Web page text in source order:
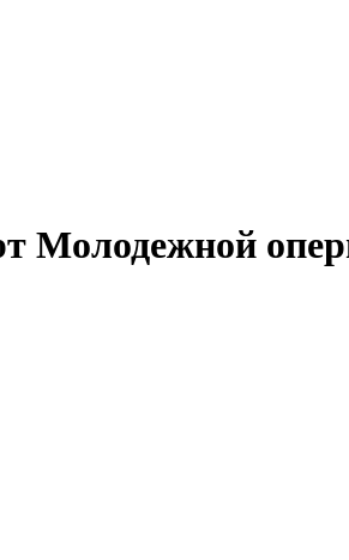
Молодежной